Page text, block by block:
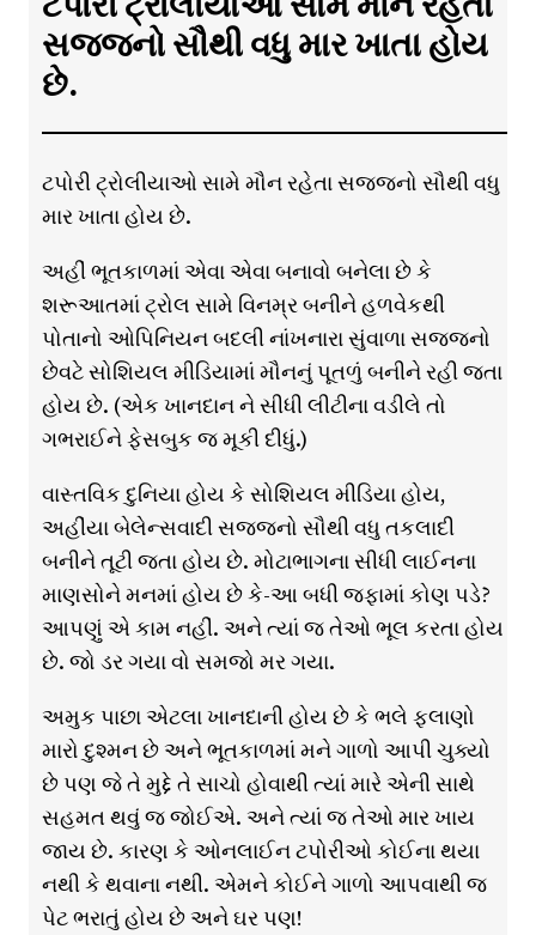
સજ્જનો સૌથી વધુ માર ખાતા હોય
છે.
ટપોરી ટ્રોલીયાઓ સામે મૌન રહેતા સજ્જનો સૌથી વધુ
માર ખાતા હોય છે.
અહીં ભૂતકાળમાં એવા એવા બનાવો બનેલા છે કે
શરૂઆતમાં ટ્રોલ સામે વિનમ્ર બનીને હળવેકથી
પોતાનો ઓપિનિયન બદલી નાંખનારા સુંવાળા સજ્જનો
છેવટે સોશિયલ મીડિયામાં મૌનનું પૂતળું બનીને રહી જતા
હોય છે. (એક ખાનદાન ને સીધી લીટીના વડીલે તો
ગભરાઈને ફેસબુક જ મૂકી દીધું.)
વાસ્તવિક દુનિયા હોય કે સોશિયલ મીડિયા હોય,
અહીંયા બેલેન્સવાદી સજ્જનો સૌથી વધુ તકલાદી
બનીને તૂટી જતા હોય છે. મોટાભાગના સીધી લાઈનના
માણસોને મનમાં હોય છે કે-આ બધી જફામાં કોણ પડે?
આપણું એ કામ નહીં. અને ત્યાં જ તેઓ ભૂલ કરતા હોય
છે. જો ડર ગયા વો સમજો મર ગયા.
અમુક પાછા એટલા ખાનદાની હોય છે કે ભલે ફલાણો
મારો દુશ્મન છે અને ભૂતકાળમાં મને ગાળો આપી ચુક્યો
છે પણ જે તે મુદ્દે તે સાચો હોવાથી ત્યાં મારે એની સાથે
સહમત થવું જ જોઈએ. અને ત્યાં જ તેઓ માર ખાય
જાય છે. કારણ કે ઓનલાઈન ટપોરીઓ કોઈના થયા
નથી કે થવાના નથી. એમને કોઈને ગાળો આપવાથી જ
પેટ ભરાતું હોય છે અને ઘર પણ!